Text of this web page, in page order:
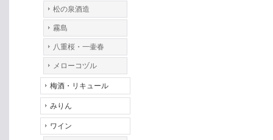
松の泉酒造
霧島
八重桜・一壷春
メローコヅル
梅酒・リキュール
みりん
ワイン